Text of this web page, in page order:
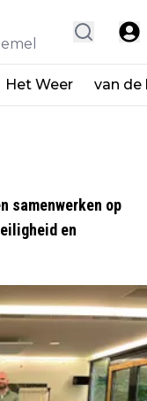
Het Weer van de
samenwerken op
en